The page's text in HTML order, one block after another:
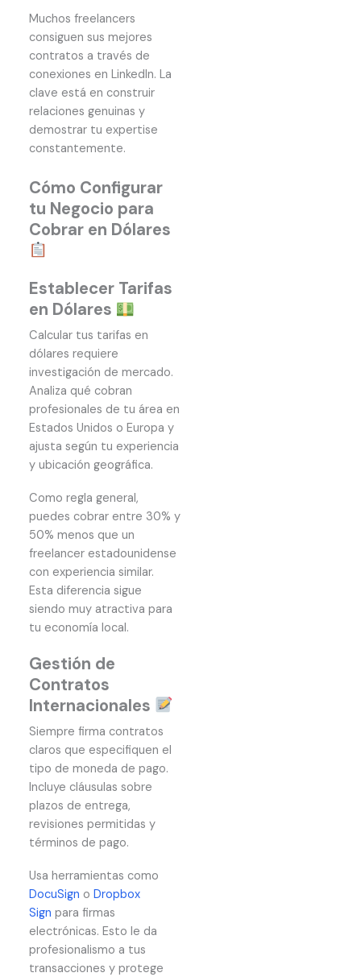
Muchos freelancers
consiguen sus mejores
contratos a través de
conexiones en LinkedIn. La
clave está en construir
relaciones genuinas y
demostrar tu expertise
constantemente.
Cómo Configurar
tu Negocio para
Cobrar en Dólares
Establecer Tarifas
en Dólares
Calcular tus tarifas en
dólares requiere
investigación de mercado.
Analiza qué cobran
profesionales de tu área en
Estados Unidos o Europa y
ajusta según tu experiencia
y ubicación geográfica.
Como regla general,
puedes cobrar entre 30% y
50% menos que un
freelancer estadounidense
con experiencia similar.
Esta diferencia sigue
siendo muy atractiva para
tu economía local.
Gestión de
Contratos
Internacionales
Siempre firma contratos
claros que especifiquen el
tipo de moneda de pago.
Incluye cláusulas sobre
plazos de entrega,
revisiones permitidas y
términos de pago.
Usa herramientas como
DocuSign o Dropbox
Sign para firmas
electrónicas. Esto le da
profesionalismo a tus
transacciones y protege